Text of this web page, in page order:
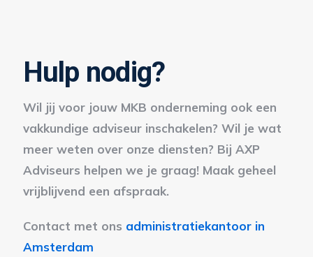
Hulp nodig?
Wil jij voor jouw MKB onderneming ook een
vakkundige adviseur inschakelen? Wil je wat
meer weten over onze diensten? Bij AXP
Adviseurs helpen we je graag! Maak geheel
vrijblijvend een afspraak.
Contact met ons administratiekantoor in
Amsterdam